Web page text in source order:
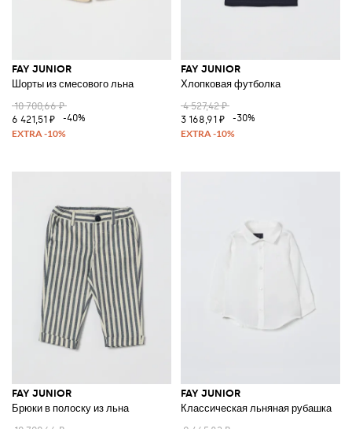
FAY JUNIOR
Шорты из смесового льна
10 700,66 ₽
6 421,51 ₽
-40%
FAY JUNIOR
Хлопковая футболка
4 527,42 ₽
3 168,91 ₽
-30%
FAY JUNIOR
Брюки в полоску из льна
FAY JUNIOR
Классическая льняная рубашка